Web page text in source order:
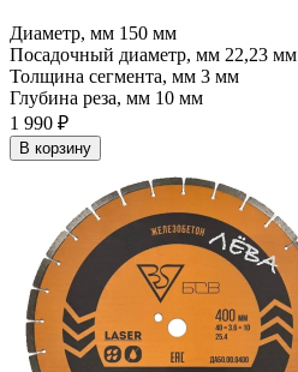
Диаметр, мм 150 мм
Посадочный диаметр, мм 22,23 мм
Толщина сегмента, мм 3 мм
Глубина реза, мм 10 мм
1 990 ₽
В корзину